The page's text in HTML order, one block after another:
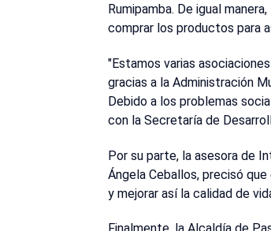
Rumipamba. De igual
comprar los productos para
"Estamos varias
gracias a la Administración
Debido a los problemas
con la Secretaría de
Por su parte, la asesora de
Ángela Ceballos, precisó
y mejorar así la calidad de